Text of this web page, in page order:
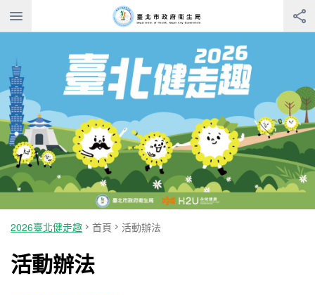
2026臺北健走趣 首頁 活動辦法
活動辦法